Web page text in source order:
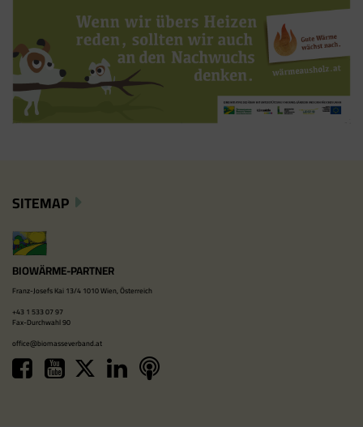
SITEMAP
BIOWÄRME-PARTNER
Franz-Josefs Kai 13/4 1010 Wien, Österreich
+43 1 533 07 97
Fax-Durchwahl 90
office@biomasseverband.at